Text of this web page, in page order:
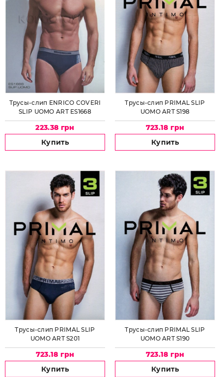
Трусы-слип ENRICO COVERI
SLIP UOMO ART ES1668
223.38 грн
Купить
Трусы-слип PRIMAL SLIP
UOMO ART S198
723.18 грн
Купить
Трусы-слип PRIMAL SLIP
UOMO ART S201
723.18 грн
Купить
Трусы-слип PRIMAL SLIP
UOMO ART S190
723.18 грн
Купить